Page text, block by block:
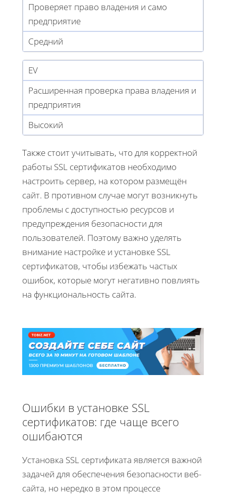
Проверяет право владения и само
предприятие
Средний
EV
Расширенная проверка права владения и
предприятия
Высокий
Также стоит учитывать, что для корректной
работы SSL сертификатов необходимо
настроить сервер, на котором размещён
сайт. В противном случае могут возникнуть
проблемы с доступностью ресурсов и
предупреждения безопасности для
пользователей. Поэтому важно уделять
внимание настройке и установке SSL
сертификатов, чтобы избежать частых
ошибок, которые могут негативно повлиять
на функциональность сайта.
Ошибки в установке SSL
сертификатов: где чаще всего
ошибаются
Установка SSL сертификата является важной
задачей для обеспечения безопасности веб-
сайта, но нередко в этом процессе